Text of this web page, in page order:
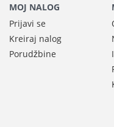
MOJ NALOG
Prijavi se
Kreiraj nalog
Porudžbine